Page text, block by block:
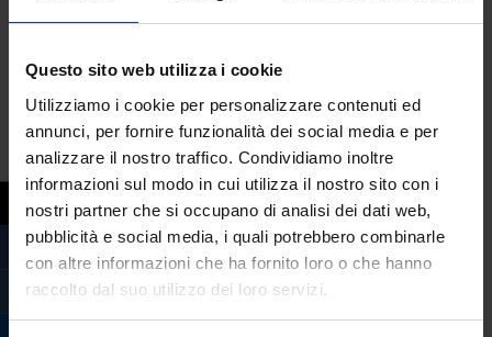
Questo sito web utilizza i cookie
Utilizziamo i cookie per personalizzare contenuti ed
annunci, per fornire funzionalità dei social media e per
analizzare il nostro traffico. Condividiamo inoltre
informazioni sul modo in cui utilizza il nostro sito con i
nostri partner che si occupano di analisi dei dati web,
pubblicità e social media, i quali potrebbero combinarle
con altre informazioni che ha fornito loro o che hanno
raccolto dal suo utilizzo dei loro servizi.